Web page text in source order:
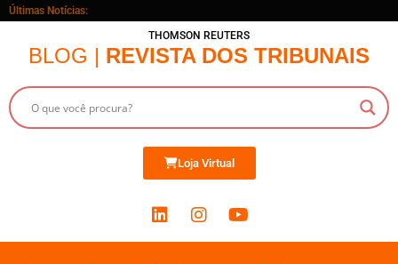
Últimas Notícias:
THOMSON REUTERS
BLOG | REVISTA DOS TRIBUNAIS
Loja Virtual